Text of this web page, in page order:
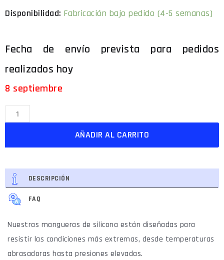
Disponibilidad: Fabricación bajo pedido (4-5 semanas)
8 septiembre
AÑADIR AL CARRITO
DESCRIPCIÓN
FAQ
Nuestras mangueras de silicona están diseñadas para
resistir las condiciones más extremas, desde temperaturas
abrasadoras hasta presiones elevadas.